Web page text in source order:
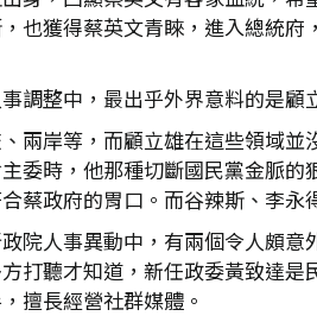
也獲得蔡英文青睞，進入總統
調整中，最出乎外界意料的是顧
兩岸等，而顧立雄在這些領域
委時，他那種切斷國民黨金脈
蔡政府的胃口。而谷辣斯、李
院人事異動中，有兩個令人頗
打聽才知道，新任政委黃致達
擅長經營社群媒體。